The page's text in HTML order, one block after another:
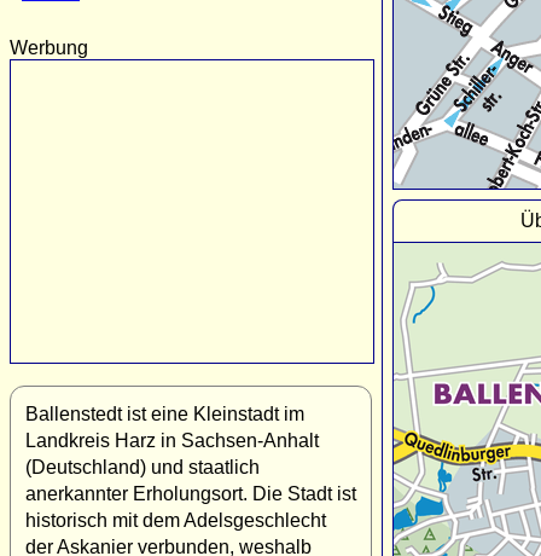
Werbung
Ballenstedt ist eine Kleinstadt im
Landkreis Harz in Sachsen-Anhalt
(Deutschland) und staatlich
anerkannter Erholungsort. Die Stadt ist
historisch mit dem Adelsgeschlecht
der Askanier verbunden, weshalb